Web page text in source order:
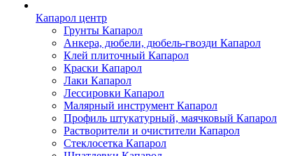
Капарол центр
Грунты Капарол
Анкера, дюбели, дюбель-гвозди Капарол
Клей плиточный Капарол
Краски Капарол
Лаки Капарол
Лессировки Капарол
Малярный инструмент Капарол
Профиль штукатурный, маячковый Капарол
Растворители и очистители Капарол
Cтеклосетка Капарол